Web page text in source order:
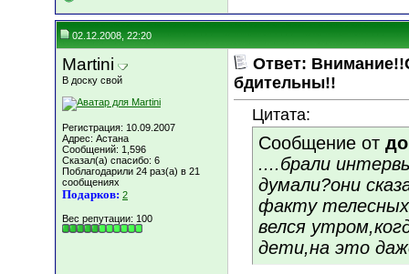
02.12.2008, 22:20
Martini
В доску свой
Регистрация: 10.09.2007
Адрес: Астана
Сообщений: 1,596
Сказал(а) спасибо: 6
Поблагодарили 24 раз(а) в 21
сообщениях
Подарков: 2
Вес репутации: 100
Ответ:
бдительны!!
Цитата:
Сообщение от
....брали
думали?они
факту
велся
дети,на это